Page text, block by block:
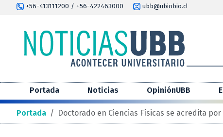
+56-413111200 / +56-422463000 ubb@ubiobio.cl
Portada Noticias OpiniónUBB
Portada / Doctorado en Ciencias Físicas se acredita